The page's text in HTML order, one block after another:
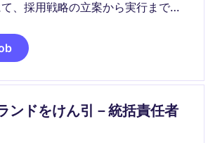
、採用戦略の立案から実行までを
の向上とプロセス改善を推進して
ンドをけん引－統括責任者